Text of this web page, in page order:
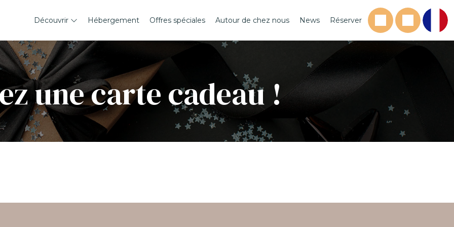
Découvrir Hébergement Offres spéciales Autour de chez nous News Réserver
une carte cadeau !